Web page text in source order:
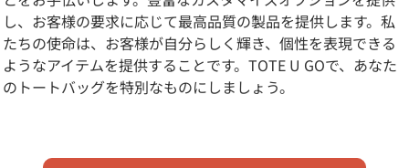
し、お客様の要求に応じて最高品質の製品を提供します。私
たちの使命は、お客様が自分らしく輝き、個性を表現できる
ようなアイテムを提供することです。TOTE U GOで、あなた
のトートバッグを特別なものにしましょう。